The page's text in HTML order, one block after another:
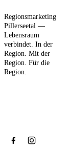
Regionsmarketing
Pillerseetal —
Lebensraum
verbindet. In der
Region. Mit der
Region. Für die
Region.